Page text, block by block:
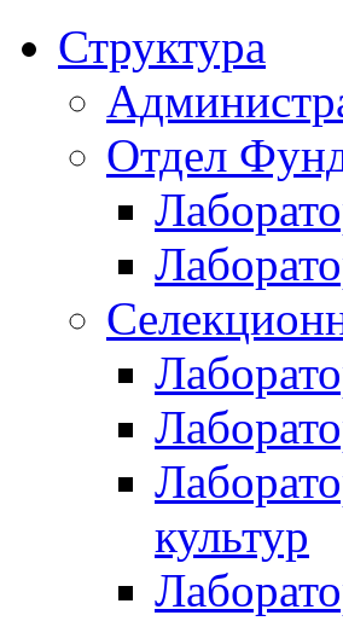
Структура
Отдел
культур